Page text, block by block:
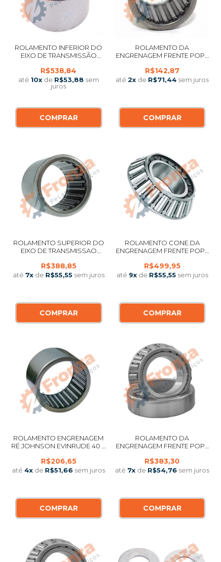
ROLAMENTO INFERIOR DO
EIXO DE TRANSMISSÃO
130 HP 2T / 150 HP 2T V4
MEDIDA ORIGINAL -
IMPORTADO
R$538,84
até 10xde R$53,88 sem
juros
COMPRAR
ROLAMENTO DA
ENGRENAGEM FRENTE POPA
2T / 200 HP 2T / 225 HP 2T -
IMPORTADO
R$142,87
até2x de R$71,44 sem juros
COMPRAR
ROLAMENTO SUPERIOR DO
EIXO DE TRANSMISSAO
E 4 TEMPOS IMPORTADO
R$388,85
até 7xde R$55,55 sem juros
COMPRAR
ROLAMENTO CONE DA
ENGRENAGEM FRENTE POPA
HP 2T
R$499,95
até 9xde R$55,55 sem juros
COMPRAR
ROLAMENTO ENGRENAGEM
RÉ JOHNSON EVINRUDE 40 A
75 HP (2T 3 CILINDROS)
ORIGINAL (1975 A 1998)
R$206,65
até 4x de R$51,66 sem juros
COMPRAR
ROLAMENTO DA
ENGRENAGEM FRENTE POPA
HP 4T / 40 HP J - X 2 E 4T / 48
2T / 50 2 E 4T
R$383,30
até 7x de R$54,76 sem juros
COMPRAR